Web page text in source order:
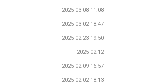
2025-03-08 11:08
2025-03-02 18:47
2025-02-23 19:50
2025-02-12
2025-02-09 16:57
2025-02-02 18:13